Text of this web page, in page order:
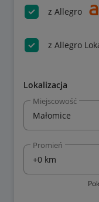
z Allegro
z Allegro
Lokalizacja
Miejscowość
Promień